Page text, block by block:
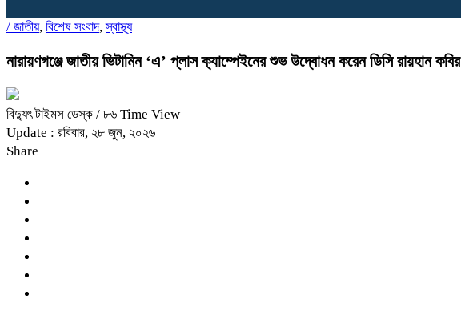
/ জাতীয়, বিশেষ সংবাদ,স্বাস্থ্য
নারায়ণগঞ্জে জাতীয় ভিটামিন ‘এ’ প্লাস ক্যাম্পেইনের শুভ উদ্বোধন করেন ডিসি রায়হান কবির
বিদ্যুৎ টাইমস ডেস্ক / ৮৬ Time View
Update : রবিবার, ২৮ জুন, ২০২৬
Share